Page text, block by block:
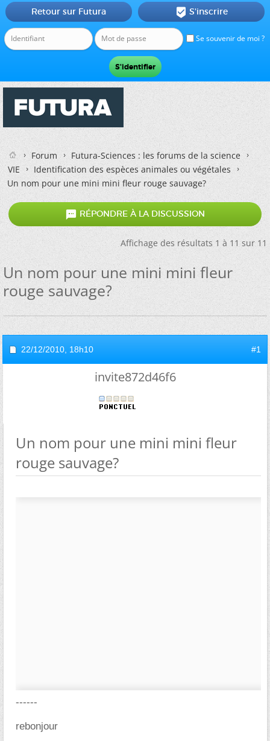
Se souvenir de moi ?
Retour sur Futura  S'inscrire
Forum
Futura-Sciences : les forums de la science
VIE
Identification des espèces animales ou végétales
Un nom pour une mini mini fleur rouge sauvage?
 RÉPONDRE À LA DISCUSSION
Affichage des résultats 1 à 11 sur 11
Un nom pour une mini mini fleur
rouge sauvage?
22/12/2010, 18h10 #1
invite872d46f6
Un nom pour une mini mini fleur
rouge sauvage?
------
rebonjour